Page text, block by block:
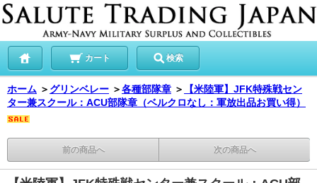
カート 検索
ホーム ＞ グリンベレー ＞各種部隊章 ＞
【米陸軍】JFK特殊戦セン
ター兼スクール：ACU部隊章（ベルクロなし：軍放出品お買い得）
前の商品へ 次の商品へ